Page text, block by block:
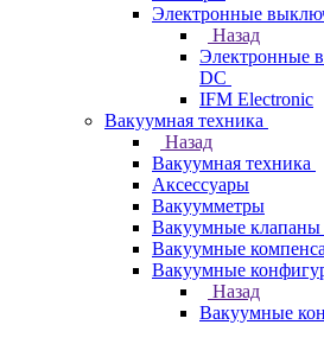
Электронные
Назад
Электронные
DC
IFM Electronic
Вакуумная техника
Назад
Вакуумная техника
Аксессуары
Вакуумметры
Вакуумные клапаны
Вакуумные
Вакуумные
Назад
Вакуумные